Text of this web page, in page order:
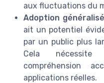
aux fluctuations du
Adoption
ait un potentiel
par un public plus
Cela
compréhension
applications réelles.